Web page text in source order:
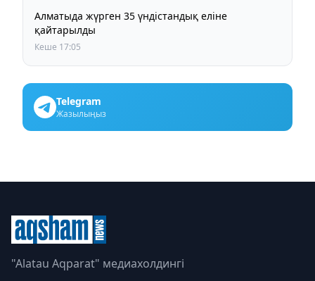
Алматыда жүрген 35 үндістандық еліне
қайтарылды
Кеше 17:05
Telegram
Жазылыңыз
"Alatau Aqparat" медиахолдингі